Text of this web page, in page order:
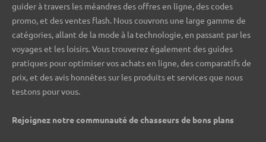
guider à travers les méandres des offres en ligne, des codes
promo, et des ventes flash. Nous couvrons une large gamme de
catégories, allant de la mode à la technologie, en passant par les
voyages et les loisirs. Vous trouverez également des guides
pratiques pour optimiser vos achats en ligne, des comparatifs de
prix, et des avis honnêtes sur les produits et services que nous
testons pour vous.
Rejoignez notre communauté de chasseurs de bons plans ️